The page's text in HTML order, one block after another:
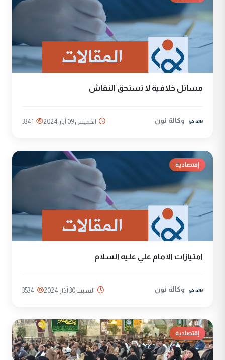
مسائل خلافية لا تستحق النقاش
وكالة نون الخميس 09 آيار 2024 3341
إقتصادية
امتيازات الامام علي عليه السلام
وكالة نون السبت 30 آذار 2024 3534
إقتصادية